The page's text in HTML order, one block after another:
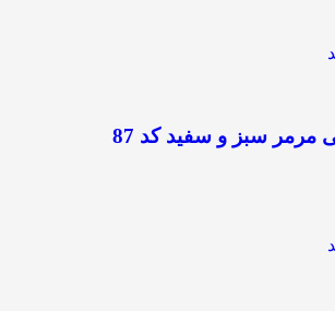
مرمر سبز و سفید کد 87